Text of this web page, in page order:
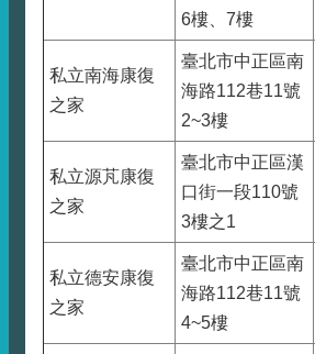
6樓、7樓
私立南海康復
之家
臺北市中正區南
海路112巷11號
2~3樓
私立源芃康復
之家
臺北市中正區漢
口街一段110號
3樓之1
私立德安康復
之家
臺北市中正區南
海路112巷11號
4~5樓